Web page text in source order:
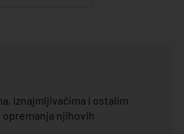
iznajmljivačima i ostalim
njihovih